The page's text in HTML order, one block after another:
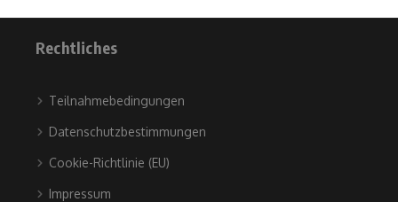
Rechtliches
Teilnahmebedingungen
Datenschutzbestimmungen
Cookie-Richtlinie (EU)
Impressum